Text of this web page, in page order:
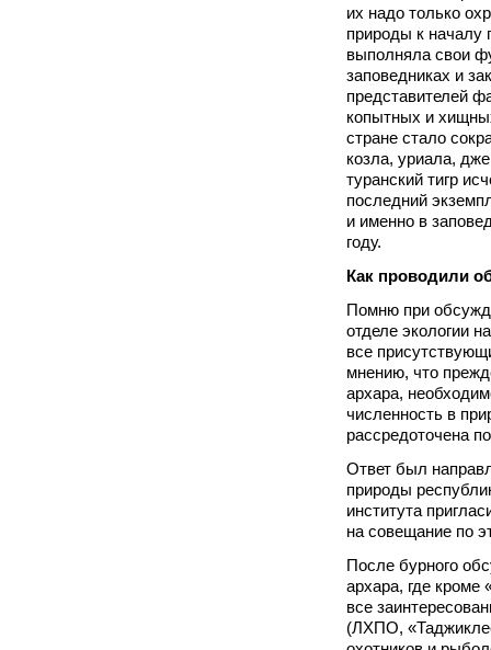
их надо только
природы к
выполняла свои
заповедниках и
представителей
копытных и
стране стало
козла, уриала,
туранский тигр
последний
и именно в
году.
Как проводили
Помню при
отделе экологии
все
мнению, что
архара,
численность в
рассредоточена
Ответ был
природы
института
на совещание по
После бурного
архара, где кроме
все
(ЛХПО,